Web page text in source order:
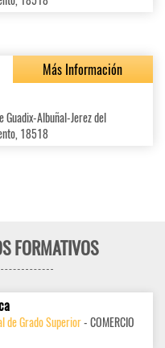
Más Información
Guadix-Albuñal-Jerez del
18518
FORMATIVOS
de Grado Superior- COMERCIO